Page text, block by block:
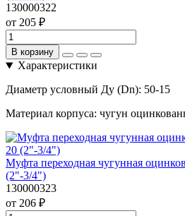
130000322
от 205 ₽
В корзину
Характеристики
Диаметр условный Ду (Dn): 50-15
Материал корпуса: чугун
Муфта переходная чугунная
(2"-3/4")
130000323
от 206 ₽